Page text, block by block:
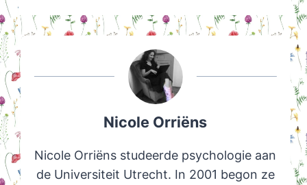
Nicole Orriëns
Nicole Orriëns studeerde psychologie aan
de Universiteit Utrecht. In 2001 begon ze